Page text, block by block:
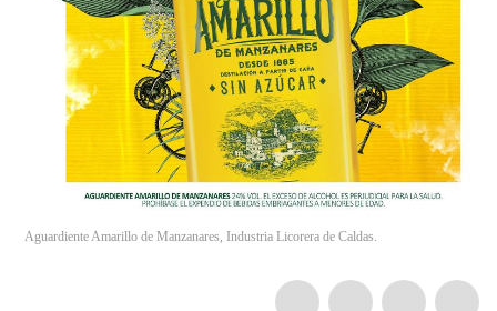
Aguardiente Amarillo de Manzanares, Industria Licorera de Caldas.